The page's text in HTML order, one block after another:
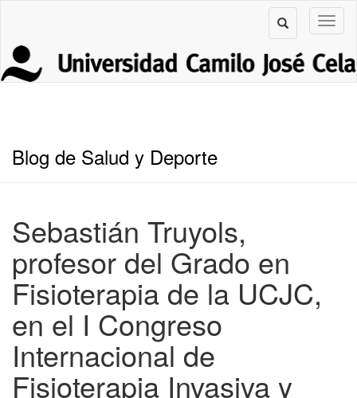
Blog de Salud y Deporte
Sebastián Truyols,
profesor del Grado en
Fisioterapia de la UCJC,
en el I Congreso
Internacional de
Fisioterapia Invasiva y